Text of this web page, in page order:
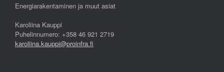
Energiarakentaminen ja muut asiat
Karoliina Kauppi
Puhelinnumero: +358 46 921 2719
karoliina.kauppi@proinfra.fi